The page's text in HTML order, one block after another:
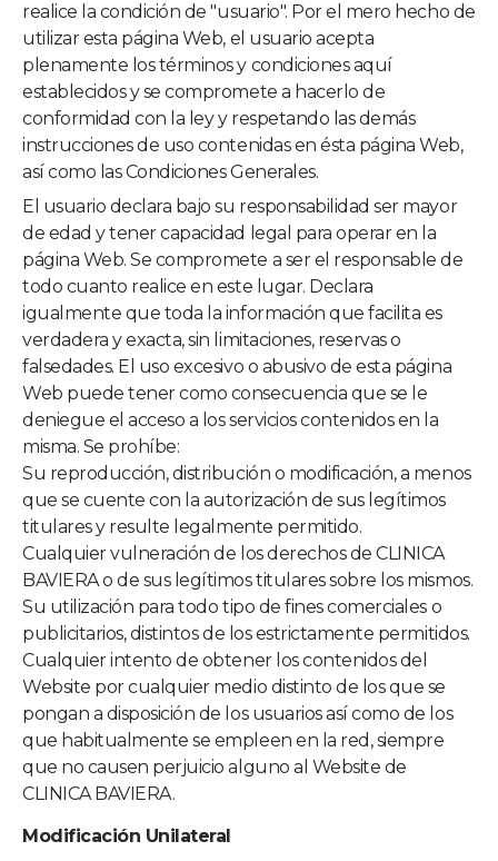
realice la condición de "usuario". Por el mero hecho de
utilizar esta página Web, el usuario acepta
plenamente los términos y condiciones aquí
establecidos y se compromete a hacerlo de
conformidad con la ley y respetando las demás
instrucciones de uso contenidas en ésta página Web,
así como las Condiciones Generales.
El usuario declara bajo su responsabilidad ser mayor
de edad y tener capacidad legal para operar en la
página Web. Se compromete a ser el responsable de
todo cuanto realice en este lugar. Declara
igualmente que toda la información que facilita es
verdadera y exacta, sin limitaciones, reservas o
falsedades. El uso excesivo o abusivo de esta página
Web puede tener como consecuencia que se le
deniegue el acceso a los servicios contenidos en la
misma. Se prohíbe:
Su reproducción, distribución o modificación, a menos
que se cuente con la autorización de sus legítimos
titulares y resulte legalmente permitido.
Cualquier vulneración de los derechos deCLINICA
BAVIERAo de sus legítimos titulares sobre los mismos.
Su utilización para todo tipo de fines comerciales o
publicitarios, distintos de los estrictamente permitidos.
Cualquier intento de obtener los contenidos del
Website por cualquier medio distinto de los que se
pongan a disposición de los usuarios así como de los
que habitualmente se empleen en la red, siempre
que no causen perjuicio alguno al Website de
CLINICA BAVIERA.
Modificación Unilateral